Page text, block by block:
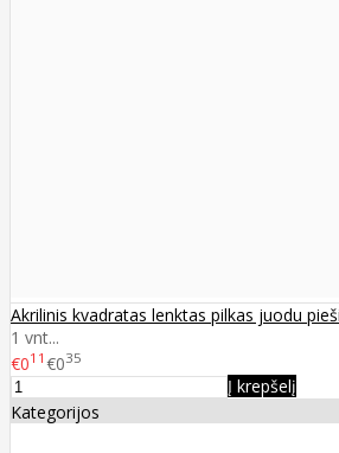
Akrilinis kvadratas lenktas pilkas juodu
1 vnt...
€011 €035
Į krepšelį
Kategorijos